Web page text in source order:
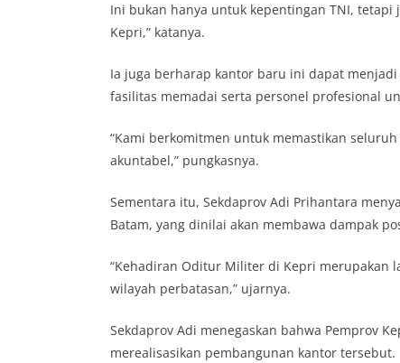
Ini bukan hanya untuk kepentingan TNI,
Kepri,” katanya.
Ia juga berharap kantor baru ini dapat
fasilitas memadai serta personel profesional
“Kami berkomitmen untuk memastikan
akuntabel,” pungkasnya.
Sementara itu, Sekdaprov Adi Prihantara
Batam, yang dinilai akan membawa dampak
“Kehadiran Oditur Militer di Kepri merupakan
wilayah perbatasan,” ujarnya.
Sekdaprov Adi menegaskan bahwa Pemprov
merealisasikan pembangunan kantor tersebut.